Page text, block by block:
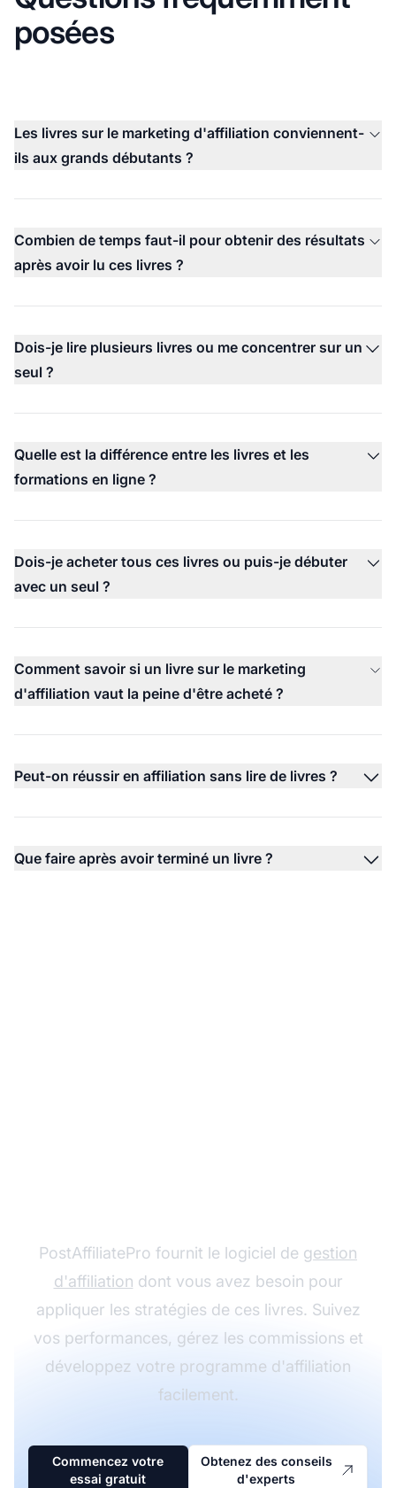
posées
Les livres sur le marketing d'affiliation conviennent-
ils aux grands débutants ?
Combien de temps faut-il pour obtenir des résultats
après avoir lu ces livres ?
Dois-je lire plusieurs livres ou me concentrer sur un
seul ?
Quelle est la différence entre les livres et les
formations en ligne ?
Dois-je acheter tous ces livres ou puis-je débuter
avec un seul ?
Comment savoir si un livre sur le marketing
d'affiliation vaut la peine d'être acheté ?
Peut-on réussir en affiliation sans lire de livres ?
Que faire après avoir terminé un livre ?
PostAffiliatePro fournit le logiciel de gestion
d'affiliation dont vous avez besoin pour
appliquer les stratégies de ces livres. Suivez
vos performances, gérez les commissions et
développez votre programme d'affiliation
facilement.
Commencez votre
essai gratuit
Obtenez des conseils
d'experts